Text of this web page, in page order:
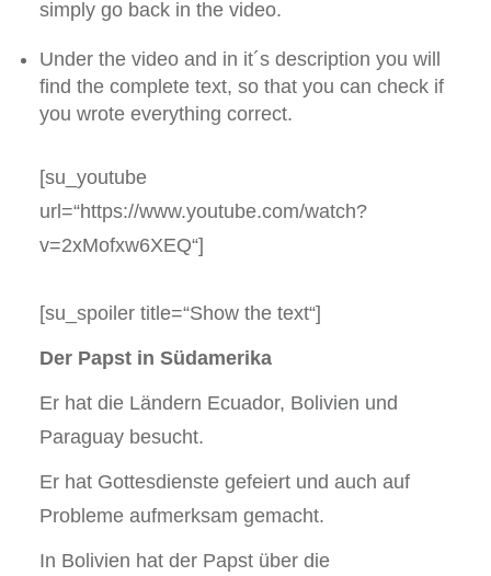
simply go back in the video.
Under the video and in it´s description you will
find the complete text, so that you can check if
you wrote everything correct.
[su_youtube
url=“https://www.youtube.com/watch?
v=2xMofxw6XEQ“]
[su_spoiler title=“Show the text“]
Der Papst in Südamerika
Er hat die Ländern Ecuador, Bolivien und
Paraguay besucht.
Er hat Gottesdienste gefeiert und auch auf
Probleme aufmerksam gemacht.
In Bolivien hat der Papst über die